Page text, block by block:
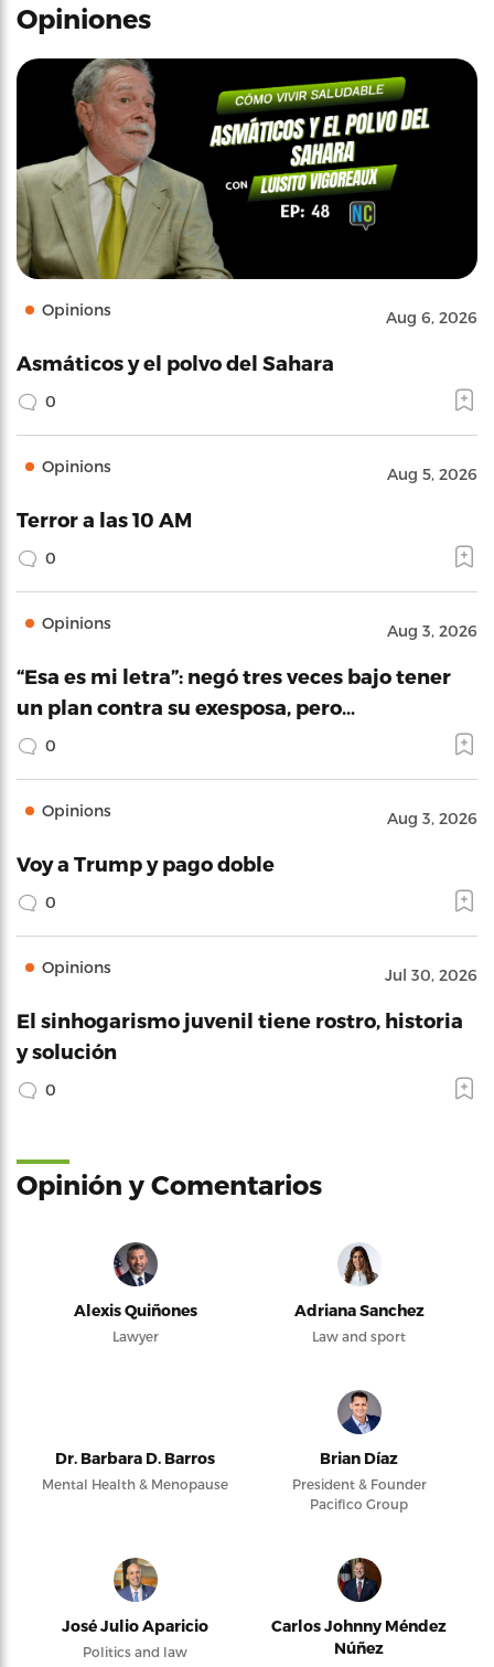
Opiniones
Opinions Aug 6, 2026
Asmáticos y el polvo del Sahara
0
Opinions Aug 5, 2026
Terror a las 10 AM
0
Opinions Aug 3, 2026
“Esa es mi letra”: negó tres veces bajo tener
un plan contra su exesposa, pero…
0
Opinions Aug 3, 2026
Voy a Trump y pago doble
0
Opinions Jul 30, 2026
El sinhogarismo juvenil tiene rostro, historia
y solución
0
Opinión y Comentarios
Alexis Quiñones
Lawyer
Adriana Sanchez
Law and sport
Dr. Barbara D. Barros
Mental Health & Menopause
Brian Díaz
President & Founder
Pacifico Group
José Julio Aparicio
Politics and law
Carlos Johnny Méndez
Núñez